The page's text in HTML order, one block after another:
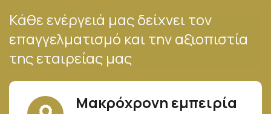
Κάθε ενέργειά μας δείχνει τον
επαγγελματισμό και την αξιοπιστία
της εταιρείας μας
Μακρόχρονη εμπειρία